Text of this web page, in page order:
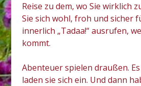
Reise zu dem, wo Sie wirklich
Sie sich wohl, froh und sicher
innerlich „Tadaa!“ ausrufen,
kommt.
Abenteuer spielen draußen. Es
laden sie sich ein. Und dann